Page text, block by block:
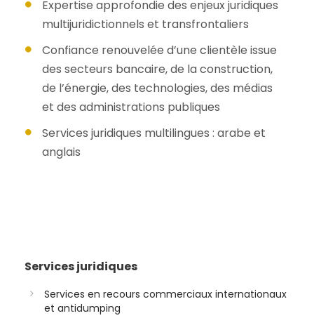
Expertise approfondie des enjeux juridiques
multijuridictionnels et transfrontaliers
Confiance renouvelée d’une clientèle issue
des secteurs bancaire, de la construction,
de l’énergie, des technologies, des médias
et des administrations publiques
Services juridiques multilingues : arabe et
anglais
Services juridiques
Services en recours commerciaux internationaux
et antidumping